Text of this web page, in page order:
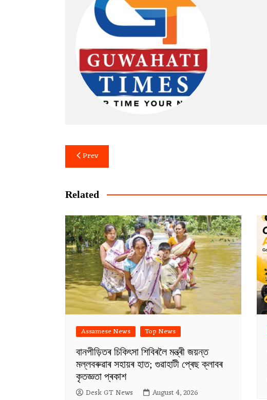
Post
navigation
Prev
Related
Assamese News Top News
বানপীড়িতৰ চিকিৎসা শিবিৰলৈ মন্ত্ৰী জয়ন্ত
মল্লবৰুৱাৰ সহায়ৰ হাত; গুৱাহাটী প্ৰেছ ক্লাবৰ
কৃতজ্ঞতা প্ৰকাশ
Desk GT News August 4, 2026